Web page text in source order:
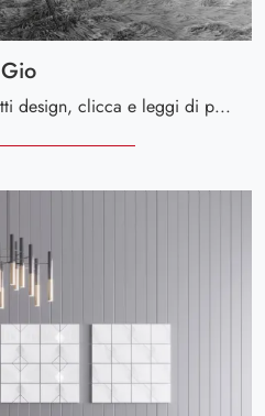
Gio
Se desideri divani per salotti design, clicca e leggi di più sul modello Gio in pelle del marchio Cuborosso.